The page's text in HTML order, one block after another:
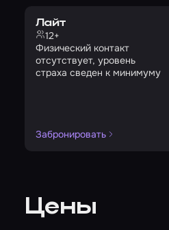
Лайт
12+
Физический контакт
отсутствует, уровень
страха сведен к минимуму
Забронировать
Цены